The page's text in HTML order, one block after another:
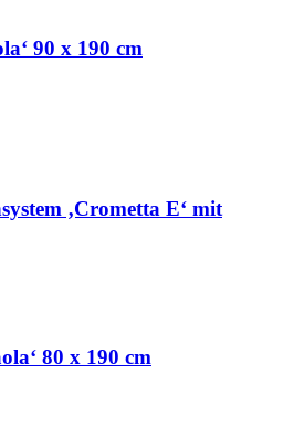
90 x 190 cm
‚Crometta E‘ mit
80 x 190 cm